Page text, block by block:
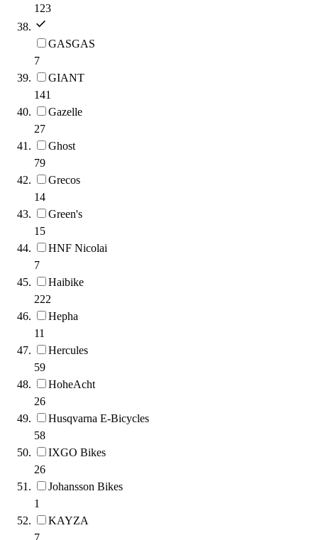
123
GASGAS
7
GIANT
141
Gazelle
27
Ghost
79
Grecos
14
Green's
15
HNF Nicolai
7
Haibike
222
Hepha
11
Hercules
59
HoheAcht
26
Husqvarna E-Bicycles
58
IXGO Bikes
26
Johansson Bikes
1
KAYZA
7